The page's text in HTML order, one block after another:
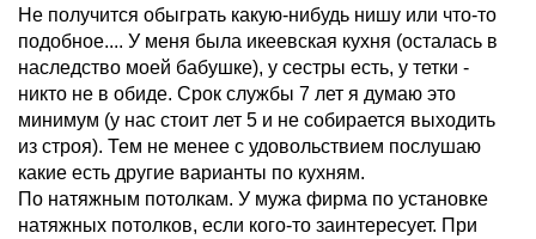
Не получится обыграть какую-нибудь нишу или что-то
подобное.... У меня была икеевская кухня (осталась в
наследство моей бабушке), у сестры есть, у тетки -
никто не в обиде. Срок службы 7 лет я думаю это
минимум (у нас стоит лет 5 и не собирается выходить
из строя). Тем не менее с удовольствием послушаю
какие есть другие варианты по кухням.
По натяжным потолкам. У мужа фирма по установке
натяжных потолков, если кого-то заинтересует. При